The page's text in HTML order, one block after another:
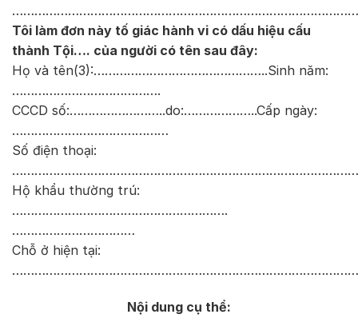
Tôi làm đơn này tố giác hành vi có dấu hiệu cấu
thành Tội…. của người có tên sau đây:
Họ và tên(3):………………………………………..Sinh năm:
………………………………….
CCCD số:……………………..do:………………..Cấp ngày:
……………………………………
Số điện thoại:
Hộ khẩu thường trú:
………………………………………………….
……………………………
Chỗ ở hiện tại:
Nội dung cụ thể: